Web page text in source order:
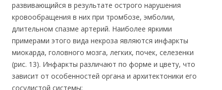
развивающийся в результате острого нарушения
кровообращения в них при тромбозе, эмболии,
длительном спазме артерий. Наиболее яркими
примерами этого вида некроза являются инфаркты
миокарда, головного мозга, легких, почек, селезенки
(рис. 13). Инфаркты различают по форме и цвету, что
зависит от особенностей органа и архитектоники его
сосудистой системы: